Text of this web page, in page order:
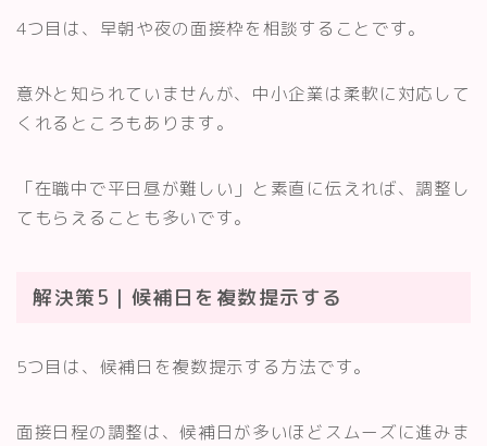
4つ目は、早朝や夜の面接枠を相談することです。
意外と知られていませんが、中小企業は柔軟に対応して
くれるところもあります。
「在職中で平日昼が難しい」と素直に伝えれば、調整し
てもらえることも多いです。
解決策5｜候補日を複数提示する
5つ目は、候補日を複数提示する方法です。
面接日程の調整は、候補日が多いほどスムーズに進みま